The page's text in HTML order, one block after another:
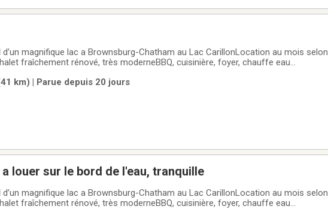
magnifique lac a Brownsburg-Chatham au Lac CarillonLocation au mois selon
fraîchement rénové, très moderneBBQ, cuisinière, foyer, chauffe eau
coucher, une avec un
km) | Parue depuis 20 jours
louer sur le bord de l'eau, tranquille
magnifique lac a Brownsburg-Chatham au Lac CarillonLocation au mois selon
fraîchement rénové, très moderneBBQ, cuisinière, foyer, chauffe eau